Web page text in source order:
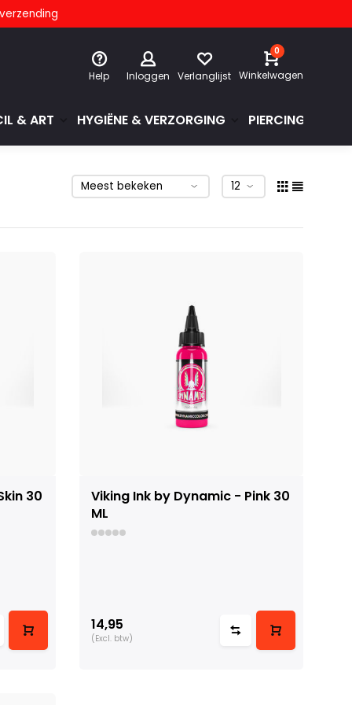
Help Inloggen Verlanglijst
0
Winkelwagen
& ART HYGIËNE & VERZORGING PIERCINGS &
30
Viking Ink by Dynamic - Pink 30
ML
14,95
(Excl. btw)